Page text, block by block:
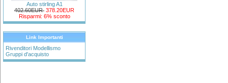
Auto stirling A1
402.60EUR 378.20EUR
Risparmi: 6% sconto
Link Importanti
Rivenditori Modellismo
Gruppi d'acquisto